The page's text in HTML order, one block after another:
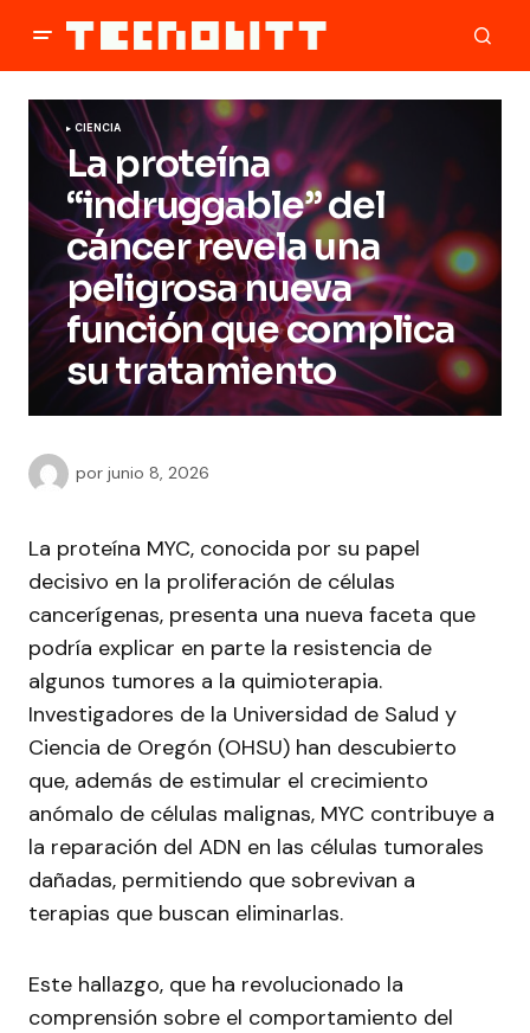
CIENCIA
La proteína
“indruggable” del
cáncer revela una
peligrosa nueva
función que complica
su tratamiento
por junio 8, 2026
La proteína MYC, conocida por su papel
decisivo en la proliferación de células
cancerígenas, presenta una nueva faceta que
podría explicar en parte la resistencia de
algunos tumores a la quimioterapia.
Investigadores de la Universidad de Salud y
Ciencia de Oregón (OHSU) han descubierto
que, además de estimular el crecimiento
anómalo de células malignas, MYC contribuye a
la reparación del ADN en las células tumorales
dañadas, permitiendo que sobrevivan a
terapias que buscan eliminarlas.
Este hallazgo, que ha revolucionado la
comprensión sobre el comportamiento del